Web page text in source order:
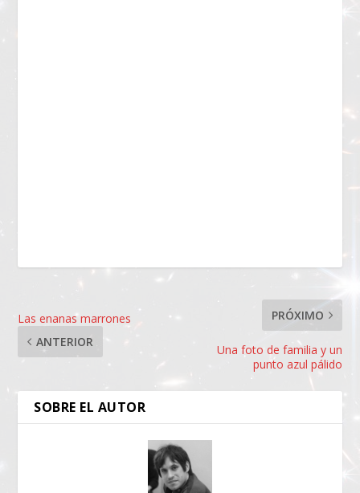
Las enanas marrones
ANTERIOR
PRÓXIMO
Una foto de familia y un
punto azul pálido
SOBRE EL AUTOR